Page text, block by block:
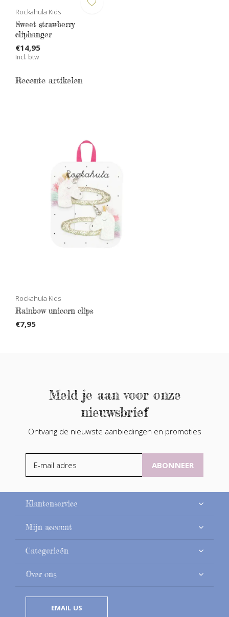
Rockahula Kids
Sweet strawberry
cliphanger
€14,95
Incl. btw
Recente artikelen
Rockahula Kids
Rainbow unicorn clips
€7,95
Meld je aan voor onze
nieuwsbrief
Ontvang de nieuwste aanbiedingen en promoties
ABONNEER
Klantenservice
Mijn account
Categorieën
Over ons
EMAIL US